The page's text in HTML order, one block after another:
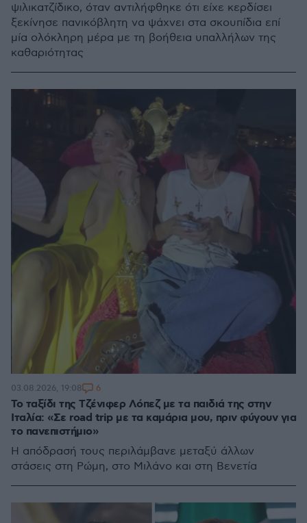
ψιλικατζίδικο, όταν αντιλήφθηκε ότι είχε κερδίσει
ξεκίνησε πανικόβλητη να ψάχνει στα σκουπίδια επί
μία ολόκληρη μέρα με τη βοήθεια υπαλλήλων της
καθαριότητας
Το ταξίδι της Τζένιφερ Λόπεζ με τα παιδιά της στην
Ιταλία: «Σε road trip με τα καμάρια μου, πριν φύγουν για
το πανεπιστήμιο»
Η απόδρασή τους περιλάμβανε μεταξύ άλλων
στάσεις στη Ρώμη, στο Μιλάνο και στη Βενετία
03.08.2026, 19:08 6